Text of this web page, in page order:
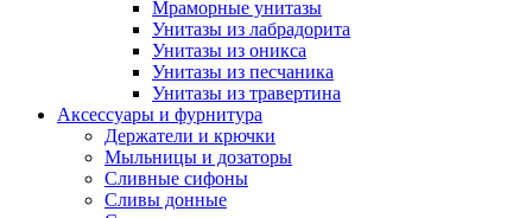
Мраморные унитазы
Унитазы из лабрадорита
Унитазы из оникса
Унитазы из песчаника
Унитазы из травертина
Аксессуары и фурнитура
Держатели и крючки
Мыльницы и дозаторы
Сливные сифоны
Сливы донные